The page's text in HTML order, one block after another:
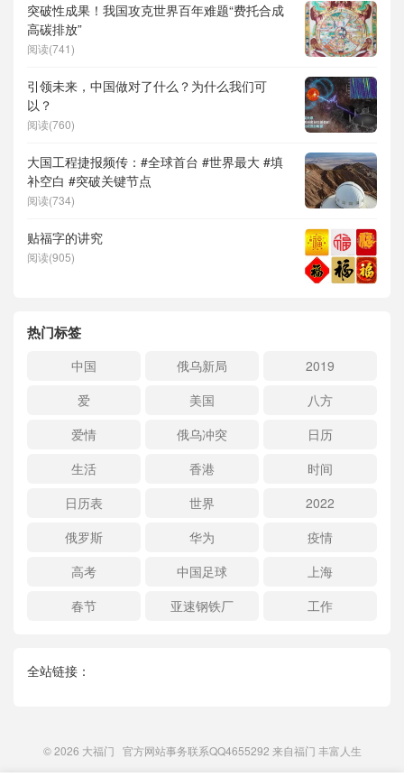
突破性成果！我国攻克世界百年难题“费托合成
高碳排放”
阅读(741)
引领未来，中国做对了什么？为什么我们可
以？
阅读(760)
大国工程捷报频传：#全球首台 #世界最大 #填
补空白 #突破关键节点
阅读(734)
贴福字的讲究
阅读(905)
热门标签
中国 俄乌新局
2019
爱
美国
八方
爱情
俄乌冲突
日历
生活
香港
时间
日历表
世界
2022
俄罗斯
华为
疫情
高考
中国足球
上海
春节
亚速钢铁厂 工作
全站链接：
© 2026 大福门 官方网站事务联系QQ4655292 来自福门 丰富人生